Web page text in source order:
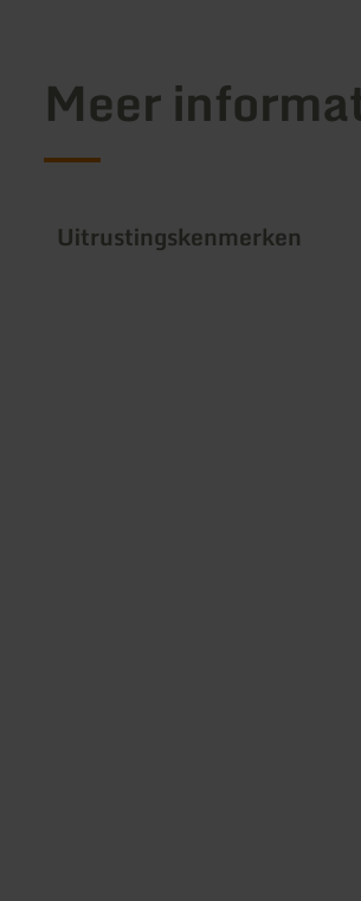
Meer
Uitrustingskenmerken